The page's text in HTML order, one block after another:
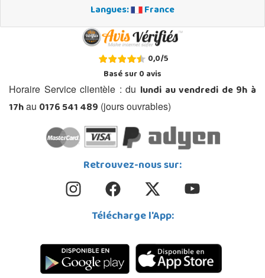
Langues: France
0,0/5
Basé sur0avis
Horaire Service clientèle : du lundi au vendredi de 9h à
17hau 0176 541 489 (jours ouvrables)
Retrouvez-nous sur:
Télécharge l'App: